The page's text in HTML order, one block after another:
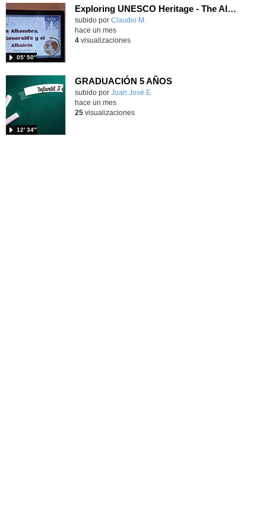
Exploring UNESCO Heritage - The Alhambra
Contenido educativo.
subido por Claudio M.
05′ 50″
hace un mes
4visualizaciones
GRADUACIÓN 5 AÑOS
Contenido educativo.
subido por Juan José E.
12′ 34″
hace un mes
25visualizaciones